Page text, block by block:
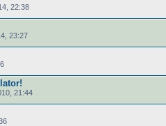
22:38
23:27
21:44